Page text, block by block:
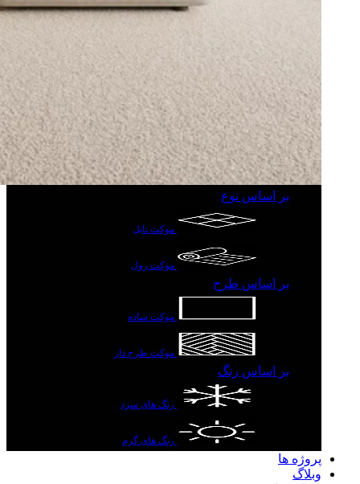
بر اساس نوع
موکت تایل
موکت رول
بر اساس طرح
موکت ساده
موکت طرح دار
بر اساس رنگ
رنگ های سرد
رنگ های گرم
پروژه ها
وبلاگ